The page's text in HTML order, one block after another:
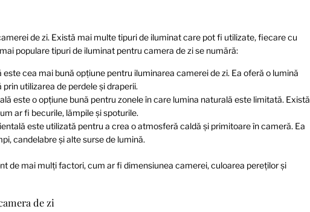
de zi. Există mai multe tipuri de iluminat care pot fi utilizate, fiecare cu
populare tipuri de iluminat pentru camera de zi se numără:
este cea mai bună opțiune pentru iluminarea camerei de zi. Ea oferă o lumină
utilizarea de perdele și draperii.
este o opțiune bună pentru zonele în care lumina naturală este limitată. Există
ar fi becurile, lămpile și spoturile.
este utilizată pentru a crea o atmosferă caldă și primitoare în cameră. Ea
candelabre și alte surse de lumină.
de mai mulți factori, cum ar fi dimensiunea camerei, culoarea pereților și
de zi